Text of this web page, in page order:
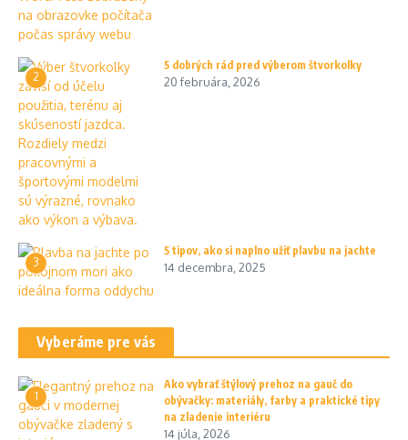
2
5 dobrých rád pred výberom štvorkolky
20 februára, 2026
3
5 tipov, ako si naplno užiť plavbu na jachte
14 decembra, 2025
Vyberáme pre vás
1
Ako vybrať štýlový prehoz na gauč do
obývačky: materiály, farby a praktické tipy
na zladenie interiéru
14 júla, 2026